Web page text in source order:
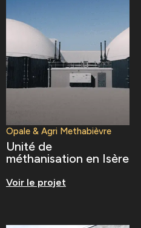
Opale & Agri Methabièvre
Unité de
méthanisation en Isère
Voir le projet